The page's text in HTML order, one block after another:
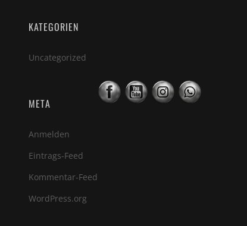
KATEGORIEN
Uncategorized
META
Anmelden
Eintrags-Feed
Kommentar-Feed
WordPress.org